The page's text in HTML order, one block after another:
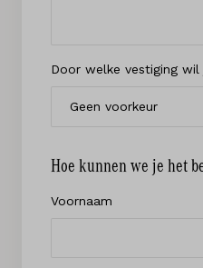
Door welke vestiging
Hoe kunnen we je het
Voornaam